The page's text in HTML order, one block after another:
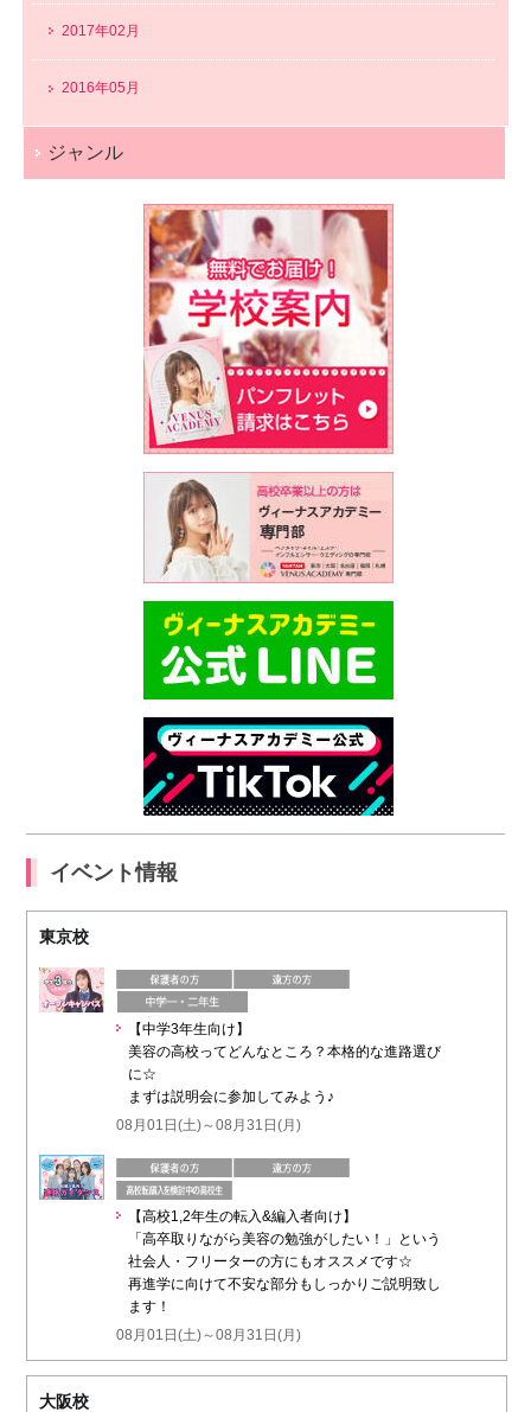
2017年02月
2016年05月
ジャンル
イベント情報
東京校
【中学3年生向け】
美容の高校ってどんなところ？本格的な進路選び
に☆
まずは説明会に参加してみよう♪
08月01日(土)～08月31日(月)
【高校1,2年生の転入&編入者向け】
「高卒取りながら美容の勉強がしたい！」という
社会人・フリーターの方にもオススメです☆
再進学に向けて不安な部分もしっかりご説明致し
ます！
08月01日(土)～08月31日(月)
大阪校